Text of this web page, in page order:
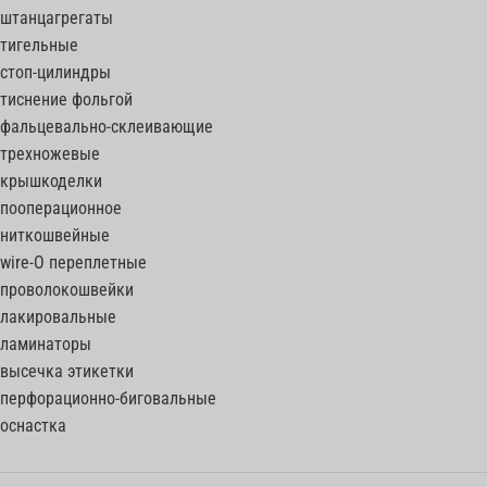
штанцагрегаты
тигельные
стоп-цилиндры
тиснение фольгой
фальцевально-склеивающие
трехножевые
крышкоделки
пооперационное
ниткошвейные
wire-O переплетные
проволокошвейки
лакировальные
ламинаторы
высечка этикетки
перфорационно-биговальные
оснастка